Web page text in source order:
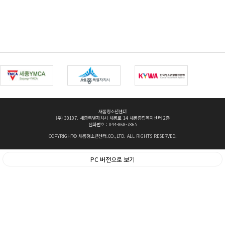
새롬청소년센터
(우) 30107. 세종특별자치시 새롬로 14 새롬종합복지센터 2층
전화번호 : 044-868-7865
COPYRIGHT© 새롬청소년센터.CO.,LTD. ALL RIGHTS RESERVED.
PC 버전으로 보기